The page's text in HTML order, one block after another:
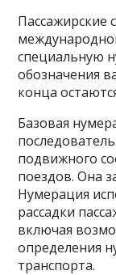
Пассажирские
специальную
обозначения
конца
Базовая
подвижного
поездов. Она
Нумерация
рассадки
включая
определения
транспорта.